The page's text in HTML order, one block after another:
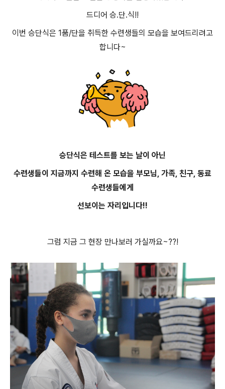
드디어 승.단.식!!
이번 승단식은 1품/단을 취득한 수련생들의 모습을 보여드리려고
합니다~
승단식은 테스트를 보는 날이 아닌
수련생들이 지금까지 수련해 온 모습을 부모님, 가족, 친구, 동료
수련생들에게
선보이는 자리입니다!!
그럼 지금 그 현장 만나보러 가실까요~??!